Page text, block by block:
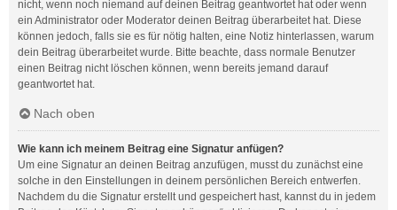
nicht, wenn noch niemand auf deinen Beitrag geantwortet hat oder wenn
ein Administrator oder Moderator deinen Beitrag überarbeitet hat. Diese
können jedoch, falls sie es für nötig halten, eine Notiz hinterlassen, warum
dein Beitrag überarbeitet wurde. Bitte beachte, dass normale Benutzer
einen Beitrag nicht löschen können, wenn bereits jemand darauf
geantwortet hat.
Nach oben
Wie kann ich meinem Beitrag eine Signatur anfügen?
Um eine Signatur an deinen Beitrag anzufügen, musst du zunächst eine
solche in den Einstellungen in deinem persönlichen Bereich entwerfen.
Nachdem du die Signatur erstellt und gespeichert hast, kannst du in jedem